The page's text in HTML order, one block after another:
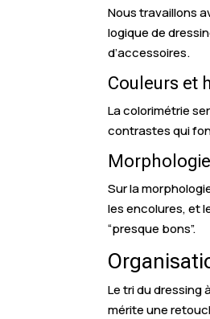
Nous travaillons
logique de
d’accessoires.
Couleurs et
La colorimétrie
contrastes qui
Morphologie
Sur la
les encolures, et
“presque bons”.
Le tri du dressing
mérite une